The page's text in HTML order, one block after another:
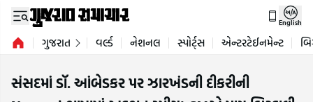
English
ગુજરાત વર્લ્ડ નેશનલ સ્પોર્ટ્સ એન્ટરટેઈનમેન્ટ
સંસદમાં ડૉ. આંબેડકર પર ઝારખંડની દીકરીની